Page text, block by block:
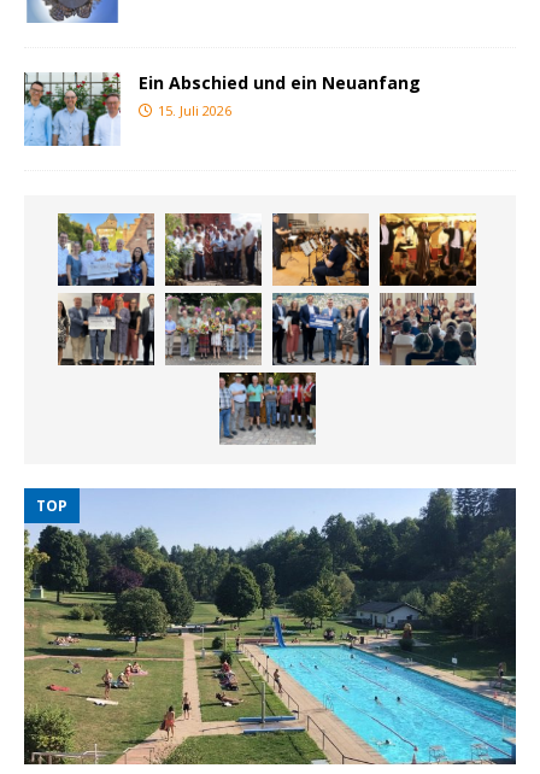
Ein Abschied und ein Neuanfang
15. Juli 2026
TOP